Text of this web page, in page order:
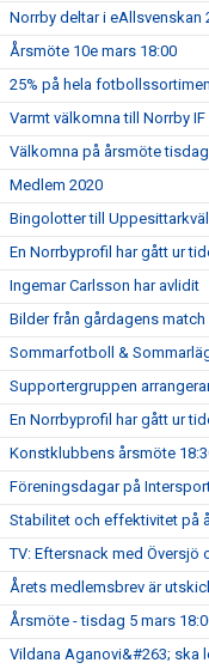
Norrby deltar i eAllsvenskan
Årsmöte 10e mars 18:00
25% på hela
Varmt välkomna till Norrby
Välkomna på årsmöte
Medlem 2020
Bingolotter till
En Norrbyprofil har gått ur
Ingemar Carlsson har avlidit
Bilder från gårdagens match
Sommarfotboll &
Supportergruppen
En Norrbyprofil har gått ur
Konstklubbens årsmöte
Föreningsdagar på
Stabilitet och effektivitet på
TV: Eftersnack med Översjö
Årets medlemsbrev är
Årsmöte - tisdag 5 mars
Vildana Aganovi&#263; ska